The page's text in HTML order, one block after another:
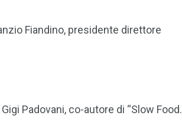
Fiandino, presidente direttore
Padovani, co-autore di “Slow Food.